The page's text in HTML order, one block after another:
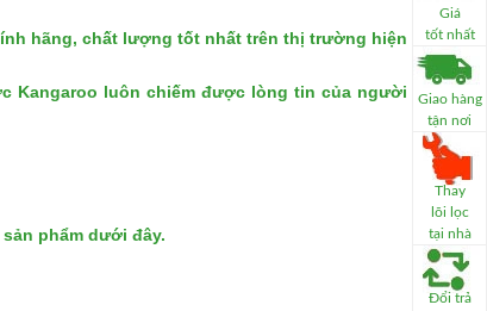
Giá
tốt nhất
Giao hàng
tận nơi
Thay
lõi lọc
tại nhà
Đổi trả
hãng, chất lượng tốt nhất trên thị trường hiện
Kangaroo luôn chiếm được lòng tin của người
phẩm dưới đây.